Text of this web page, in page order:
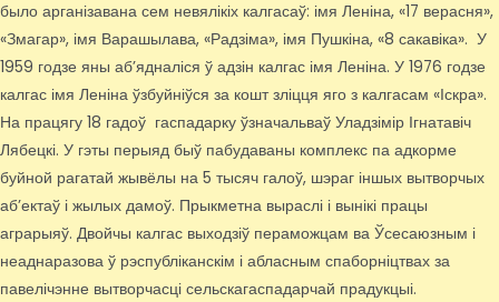
было арганізавана сем невялікіх калгасаў: імя Леніна, «17 верасня»,
«Змагар», імя Варашылава, «Радзіма», імя Пушкіна, «8 сакавіка». У
1959 годзе яны аб’ядналіся ў адзін калгас імя Леніна. У 1976 годзе
калгас імя Леніна ўзбуйніўся за кошт зліцця яго з калгасам «Іскра».
На працягу 18 гадоў гаспадарку ўзначальваў Уладзімір Ігнатавіч
Лябецкі. У гэты перыяд быў пабудаваны комплекс па адкорме
буйной рагатай жывёлы на 5 тысяч галоў, шэраг іншых вытворчых
аб’ектаў і жылых дамоў. Прыкметна выраслі і вынікі працы
аграрыяў. Двойчы калгас выходзіў пераможцам ва Ўсесаюзным і
неаднаразова ў рэспубліканскім і абласным спаборніцтвах за
павелічэнне вытворчасці сельскагаспадарчай прадукцыі.